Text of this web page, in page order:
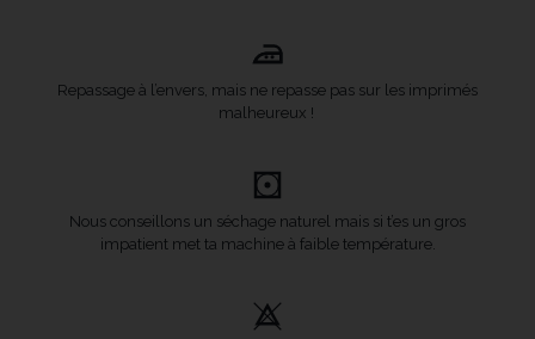
Repassage à l’envers, mais ne repasse pas sur les imprimés
malheureux !
Nous conseillons un séchage naturel mais si t’es un gros
impatient met ta machine à faible température.